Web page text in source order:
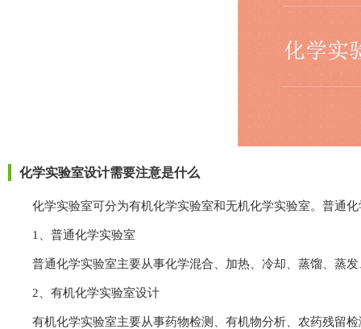
化学实验室设计需要注意是什么
化学实验室可分为有机化学实验室和无机化学实验室。普通化学实验室
1、普通化学实验室
普通化学实验室主要从事化学混合、加热、冷却、蒸馏、蒸发
2、有机化学实验室设计
有机化学实验室主要从事药物检测、有机物分析、农药残留检测